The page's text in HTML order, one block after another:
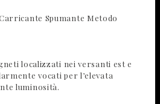
Spumante Metodo
localizzati nei versanti est e
vocati per l’elevata
luminosità.